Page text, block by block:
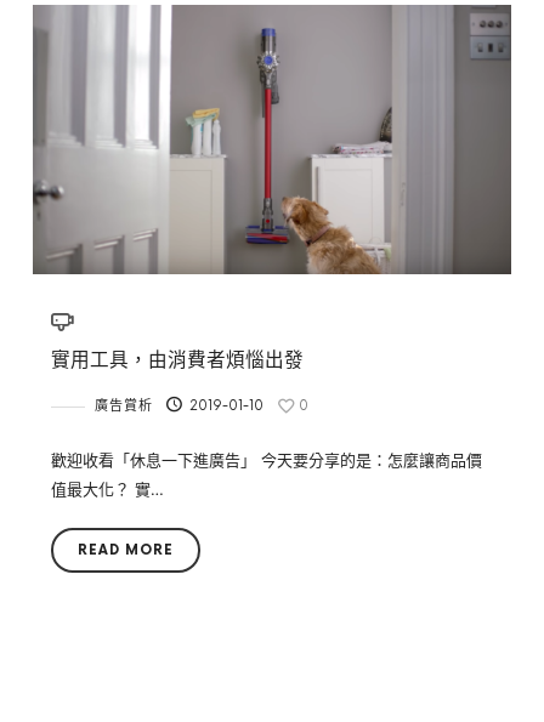
實用工具，由消費者煩惱出發
廣告賞析 2019-01-10 0
歡迎收看「休息一下進廣告」 今天要分享的是：怎麼讓商品價
值最大化？ 實…
READ MORE